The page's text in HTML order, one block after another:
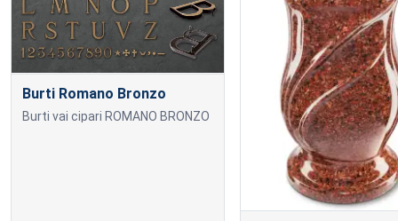
Burti Romano Bronzo
Burti vai cipari ROMANO BRONZO